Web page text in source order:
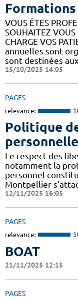
Formations
VOUS ÊTES
SOUHAITEZ
CHARGE VOS
annuelles sont
sont destinées
15/10/2025 14:05
PAGES
relevance:
Politique
Le respect des
notamment la
personnel
Montpellier
12/11/2025 16:05
PAGES
relevance:
BOAT
21/11/2025 12:15
PAGES